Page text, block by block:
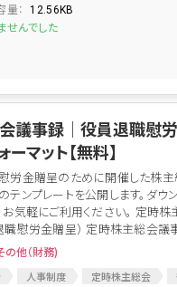
量： 12.56KB
せんでした
議事録│役員退職慰
ーマット【無料】
労金贈呈のために開催した株主
テンプレートを公開します。ダウ
お気軽にご利用ください。 定時
職慰労金贈呈） 定時株主総会議
の他（財務)
人事制度 定時株主総会